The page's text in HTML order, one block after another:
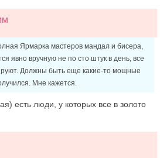
Ярмарка мастеров мандал и бисера,
явно вручную не по сто штук в день, все
Должны быть еще какие-то мощные
Мне кажется.
есть люди, у которых все в золото